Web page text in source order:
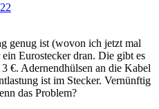
genug ist (wovon ich jetzt mal
Eurostecker dran. Die gibt es
€. Adernendhülsen an die Kabel
ist im Stecker. Vernünftig
das Problem?